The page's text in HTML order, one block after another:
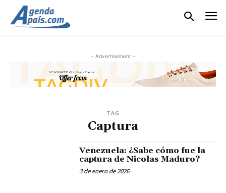
- Advertisement -
TAG
Captura
Venezuela: ¿Sabe cómo fue la
captura de Nicolas Maduro?
3 de enero de 2026